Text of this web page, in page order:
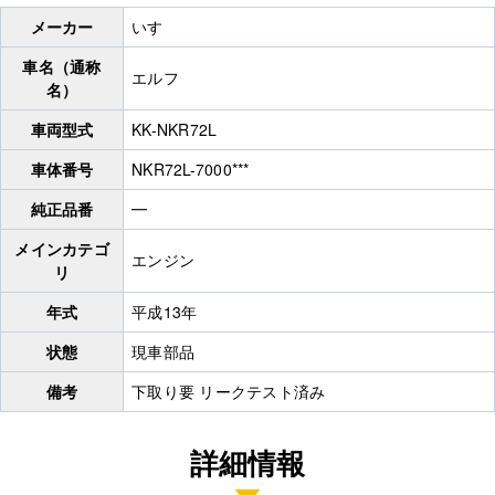
メーカー
いすゞ
車名（通称
名）
エルフ
車両型式
KK-NKR72L
車体番号
NKR72L-7000***
純正品番
━
メインカテゴ
リ
エンジン
年式
平成13年
状態
現車部品
備考
下取り要 リークテスト済み
詳細情報